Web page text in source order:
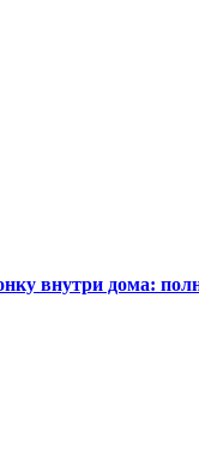
внутри дома: